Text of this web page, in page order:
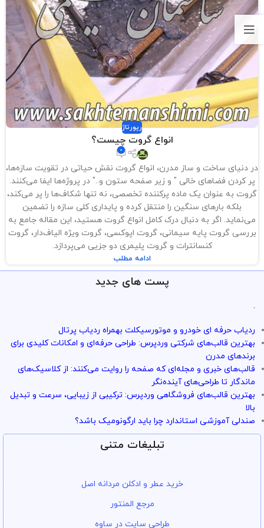
رپورتاژ
انواع گروت چیست؟
0
در دنیای ساخت و ساز مدرن، انواع گروت نقش حیاتی در تقویت سازه‌ها،
پر کردن فضاهای خالی " و زیر صفحه ستون و.." در پروژه‌ها ایفا می‌کنند.
گروت به عنوان یک ماده پرکننده تخصصی، نه تنها شکاف‌ها را پر می‌کند،
بلکه بارهای سنگین را منتقل کرده و پایداری کلی سازه را تضمین
می‌نماید. اگر به دنبال درک کامل انواع گروت هستید، این مقاله جامع به
بررسی گروت پایه سیمانی، گروت اپوکسی، گروت ویژه الیاف‌دار، گروت
کنسانترات و گروت پلیمری دو جزیی می‌پردازد.
ادامه مطلب
پست های جدید
.
ردیاب حرفه ای خودرو و موتورسیکلت بهمراه ردیاب پرتال
بهترین قالب‌های شرکتی وردپرس: طراحی حرفه‌ای و امکانات کلیدی برای
برندهای مدرن
قالب‌های خبری و مجله‌ای که صفحه را روایت می‌کنند: از کلاسیک‌های
ماندگار تا طراحی‌های آینده‌نگر
بهترین قالب‌های فروشگاهی وردپرس: ترکیبی از زیبایی، سرعت و تبدیل
بالا
صندلی آموزشی استاندارد چرا باید ارگونومیک باشد؟
تبلیغات متنی
خرید عطر و ادکلن مردانه اصل
مرجع المنتور
طراحی سایت در ساوه